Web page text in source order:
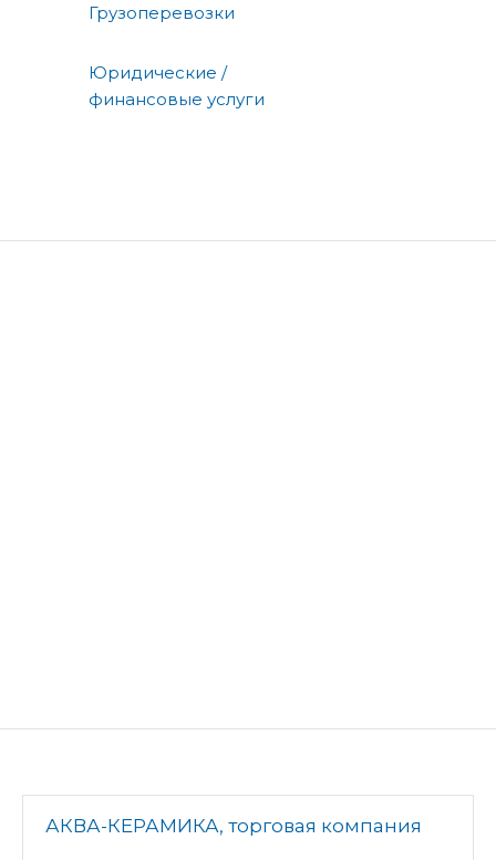
Грузоперевозки
Юридические /
финансовые услуги
АКВА-КЕРАМИКА, торговая компания